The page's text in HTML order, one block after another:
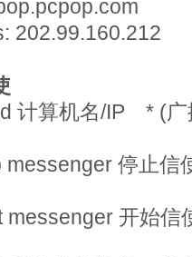
算机名/IP * (广
停止信
开始信